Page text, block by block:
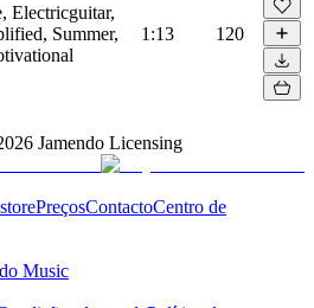
Electricguitar,
Summer,
1:13 120
Jamendo Licensing
PreçosContactoCentro de
Music